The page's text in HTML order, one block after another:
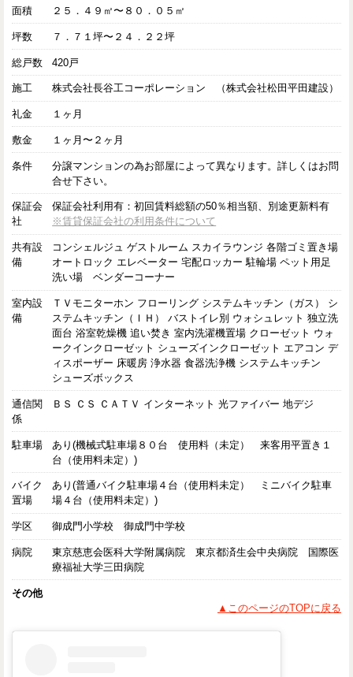
面積 ２５．４９㎡〜８０．０５㎡
坪数 ７．７１坪〜２４．２２坪
総戸数 420戸
施工 株式会社長谷工コーポレーション （株式会社松田平田建設）
礼金 １ヶ月
敷金 １ヶ月〜２ヶ月
条件
分譲マンションの為お部屋によって異なります。詳しくはお問
合せ下さい。
保証会
社
保証会社利用有：初回賃料総額の50％相当額、別途更新料有
※賃貸保証会社の利用条件について
共有設
備
コンシェルジュ ゲストルーム スカイラウンジ 各階ゴミ置き場
オートロック エレベーター 宅配ロッカー 駐輪場 ペット用足
洗い場 ベンダーコーナー
室内設
備
ＴＶモニターホン フローリング システムキッチン（ガス） シ
ステムキッチン（ＩＨ） バストイレ別 ウォシュレット 独立洗
面台 浴室乾燥機 追い焚き 室内洗濯機置場 クローゼット ウォ
ークインクローゼット シューズインクローゼット エアコン デ
ィスポーザー 床暖房 浄水器 食器洗浄機 システムキッチン
シューズボックス
通信関
係
ＢＳ ＣＳ ＣＡＴＶ インターネット 光ファイバー 地デジ
駐車場
あり(機械式駐車場８０台 使用料（未定） 来客用平置き１
台（使用料未定）)
バイク
置場
あり(普通バイク駐車場４台（使用料未定） ミニバイク駐車
場４台（使用料未定）)
学区 御成門小学校 御成門中学校
病院
東京慈恵会医科大学附属病院 東京都済生会中央病院 国際医
療福祉大学三田病院
その他
▲このページのTOPに戻る